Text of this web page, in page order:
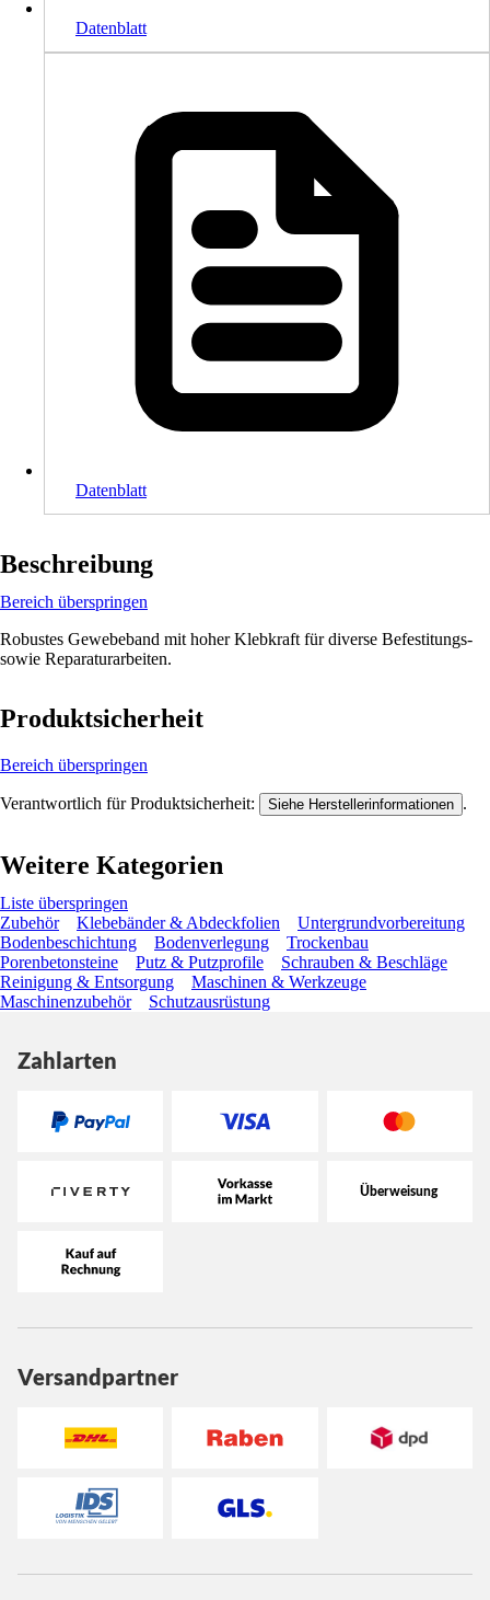
Datenblatt
Datenblatt
Beschreibung
Bereich überspringen
Robustes Gewebeband mit hoher Klebkraft für diverse Befestitungs-
sowie Reparaturarbeiten.
Produktsicherheit
Bereich überspringen
Verantwortlich für Produktsicherheit: Siehe Herstellerinformationen .
Weitere Kategorien
Liste überspringen
Zubehör
Klebebänder & Abdeckfolien
Untergrundvorbereitung
Bodenbeschichtung
Bodenverlegung
Trockenbau
Porenbetonsteine
Putz & Putzprofile
Schrauben & Beschläge
Reinigung & Entsorgung
Maschinen & Werkzeuge
Maschinenzubehör
Schutzausrüstung
Zahlarten
Versandpartner